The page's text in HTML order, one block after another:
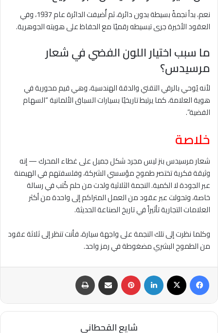
نعم، بدأ نجمةً بسيطة بدون دائرة، ثم أُضيفت الدائرة عام 1937، وفي
العقود الأخيرة جرى تبسيطه رقميًا مع الحفاظ على هويته الجوهرية.
ما سبب اختيار اللون الفضي في شعار
مرسيدس؟
لأنه يُوحي بالرقي التقني والدقة الهندسية، وهي قيم محورية في
هوية العلامة، كما يرتبط تاريخيًا بسيارات السباق الألمانية “السهام
الفضية”.
خلاصة
شعار مرسيدس بنز ليس مجرد شكل جميل على غطاء المحرك — إنه
وثيقة فكرية تختصر طموح مؤسسي الشركة، وفلسفتهم في الهيمنة
عبر الجودة لا الكمية. النجمة الثلاثية ولدت من حلم كُتب في رسالة
خاصة، وتحولت عبر عقود من العمل المتراكم إلى واحدة من أكثر
العلامات التجارية تأثيراً في تاريخ الصناعة الحديثة.
وكلما نظرت إلى تلك النجمة على واجهة سيارة، فأنت تنظر إلى ثلاثة عقود
من الطموح البشري مضغوطة في رمز واحد.
فيسبوك ‫X لينكدإن بينتيريست مشاركة عبر البريد طباعة
شايع القحطاني